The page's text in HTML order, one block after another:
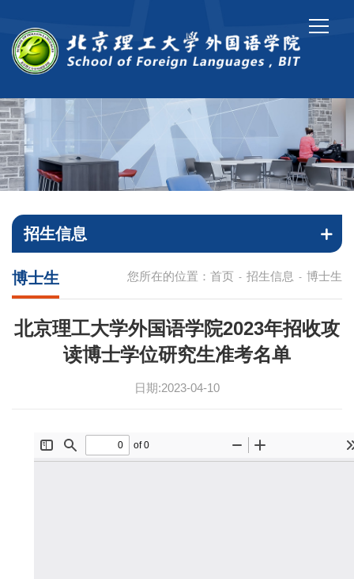
招生信息
您所在的位置： 首页 - 招生信息 - 博士生
博士生
北京理工大学外国语学院2023年招收攻
读博士学位研究生准考名单
日期:2023-04-10